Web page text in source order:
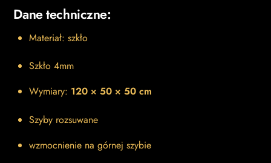
Dane techniczne:
Materiał: szkło
Szkło 4mm
Wymiary: 120 × 50 × 50 cm
Szyby rozsuwane
wzmocnienie na górnej szybie